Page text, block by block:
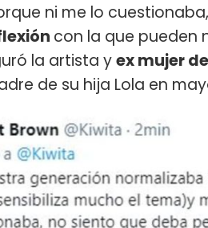
ni me lo cuestionaba,
con la que pueden
la artista yex mujer
de su hija Lola en